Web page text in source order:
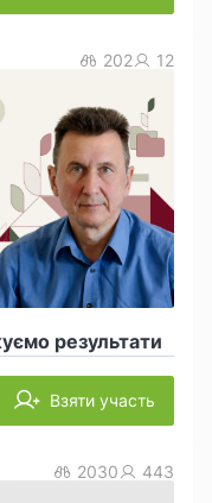
результати
202 12
Взяти участь
2030 443